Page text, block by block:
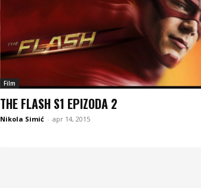
Film
THE FLASH S1 EPIZODA 2
Nikola Simić - apr 14, 2015